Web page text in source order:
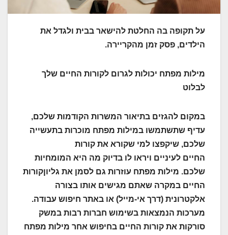
על תקופה בה החלטת להישאר בבית ולגדל את
הילדים, פסק זמן מהקריירה.
מילות מפתח יכולות לגרום לקורות החיים שלך
לבלוט
במקום להגזים בתיאור המשרות הקודמות שלכם,
עדיף שתשתמשו במילות מפתח מוכרות בתעשייה
שלכם, שיקפצו למי שקורא את קורות
החיים לעיניים ויראו לו בדיוק מה היא המומחיות
שלכם. מילות מפתח עוזרות גם לסמן את גליוןקורות
החיים במקרה שאתם מגישים אותו בצורה
אלקטרונית (דרך אי-מייל) או באתר חיפוש עבודה.
מערכות הנמצאות בשימוש חברות רבות במשק
סורקות את קורות החיים בחיפוש אחר מילות מפתח